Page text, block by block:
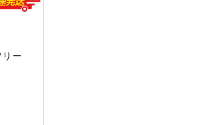
デ ィ ス プ レ イ
ー